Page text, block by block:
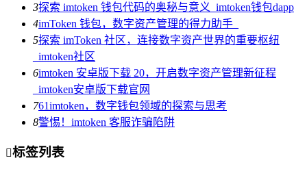
3探索 imtoken 钱包代码的奥秘与意义_imtoken钱包dapp
4imToken 钱包，数字资产管理的得力助手_
5探索 imToken 社区，连接数字资产世界的重要枢纽
_imtoken社区
6imtoken 安卓版下载 20，开启数字资产管理新征程
_imtoken安卓版下载官网
761imtoken，数字钱包领域的探索与思考
8警惕！imtoken 客服诈骗陷阱
标签列表